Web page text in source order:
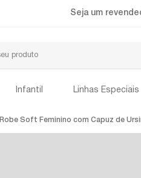
Seja um
Infantil Linhas Especiais
Robe Soft Feminino com Capuz de